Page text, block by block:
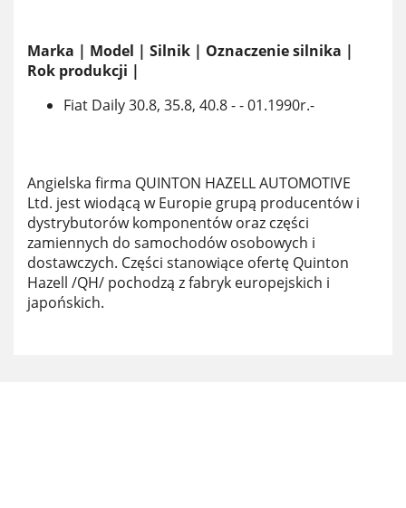
Marka | Model | Silnik | Oznaczenie silnika |
Rok produkcji |
Fiat Daily 30.8, 35.8, 40.8 - - 01.1990r.-
Angielska firma QUINTON HAZELL AUTOMOTIVE
Ltd. jest wiodącą w Europie grupą producentów i
dystrybutorów komponentów oraz części
zamiennych do samochodów osobowych i
dostawczych. Części stanowiące ofertę Quinton
Hazell /QH/ pochodzą z fabryk europejskich i
japońskich.